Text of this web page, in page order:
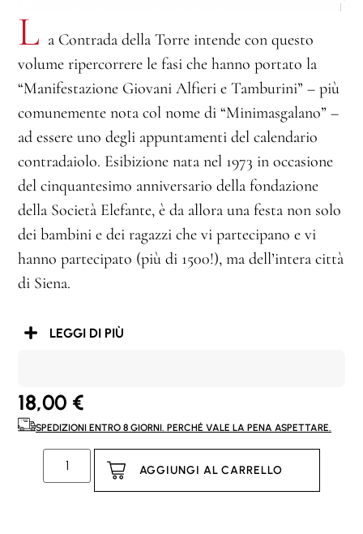
L a Contrada della Torre intende con questo
volume ripercorrere le fasi che hanno portato la
“Manifestazione Giovani Alfieri e Tamburini” – più
comunemente nota col nome di “Minimasgalano” –
ad essere uno degli appuntamenti del calendario
contradaiolo. Esibizione nata nel 1973 in occasione
del cinquantesimo anniversario della fondazione
della Società Elefante, è da allora una festa non solo
dei bambini e dei ragazzi che vi partecipano e vi
hanno partecipato (più di 1500!), ma dell’intera città
di Siena.
LEGGI DI PIÙ
18,00 €
SPEDIZIONI ENTRO 8 GIORNI. PERCHÉ VALE LA PENA ASPETTARE.
AGGIUNGI AL CARRELLO